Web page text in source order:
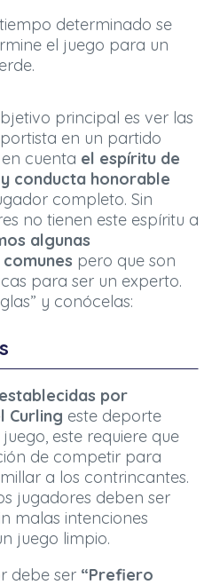
determinado se
el juego para un
principal es ver las
en un partido
cuenta el espíritu de
conducta honorable
completo. Sin
no tienen este espíritu a
algunas
pero que son
para ser un experto.
y conócelas:
por
Curling este deporte
este requiere que
de competir para
a los contrincantes.
jugadores deben ser
malas intenciones
juego limpio.
debe ser “Prefiero